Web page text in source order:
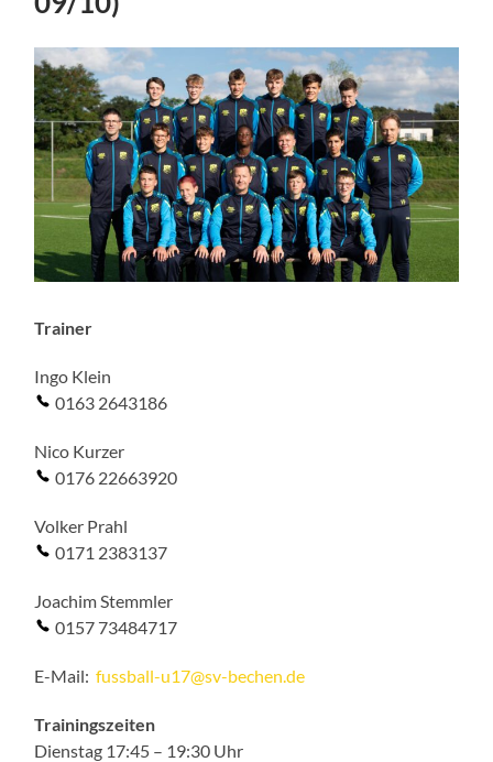
Trainer
Ingo Klein
0163 2643186
Nico Kurzer
0176 22663920
Volker Prahl
0171 2383137
Joachim Stemmler
0157 73484717
E-Mail:fussball-u17@sv-bechen.de
Trainingszeiten
Dienstag 17:45 – 19:30 Uhr